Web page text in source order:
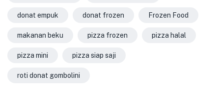
donat empuk donat frozen Frozen Food
makanan beku pizza frozen pizza halal
pizza mini pizza siap saji
roti donat gombolini